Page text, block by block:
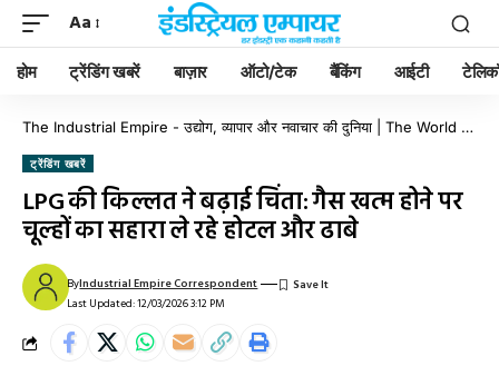
Aa
होम ट्रेंडिंग खबरें बाज़ार ऑटो/टेक बैंकिंग आईटी
The Industrial Empire - उद्योग, व्यापार और नवाचार की दुनिया | The World of Industry, Business & Innovation
ट्रेंडिंग खबरें
LPG की किल्लत ने बढ़ाई चिंता: गैस खत्म होने पर
चूल्हों का सहारा ले रहे होटल और ढाबे
Last Updated: 12/03/2026 3:12 PM
ByIndustrial Empire Correspondent